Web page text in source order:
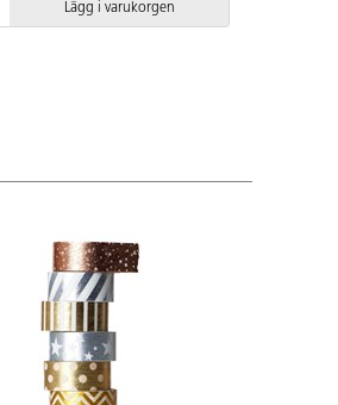
Lägg i varukorgen